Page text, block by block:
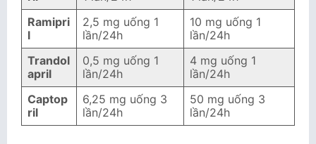
Ramipri
l
2,5 mg uống 1
lần/24h
10 mg uống 1
lần/24h
Trandol
april
0,5 mg uống 1
lần/24h
4 mg uống 1
lần/24h
Captop
ril
6,25 mg uống 3
lần/24h
50 mg uống 3
lần/24h